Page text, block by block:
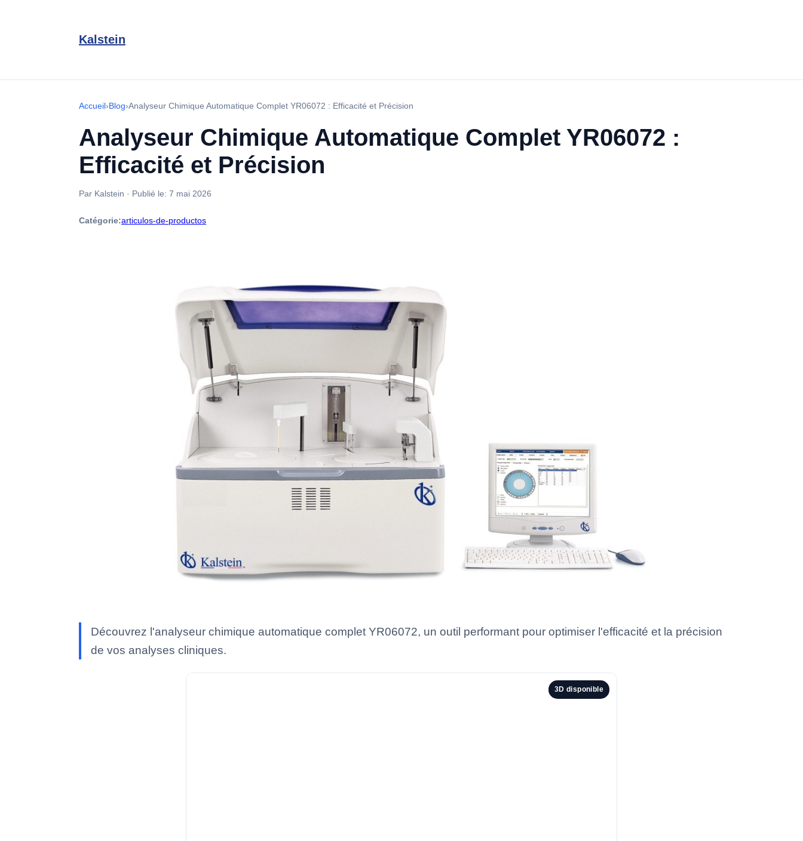
Kalstein
Accueil›Blog›Analyseur Chimique Automatique Complet YR06072 : Efficacité et Précision
Analyseur Chimique Automatique Complet YR06072 :
Efficacité et Précision
Par Kalstein · Publié le: 7 mai 2026
Catégorie:articulos-de-productos
Découvrez l'analyseur chimique automatique complet YR06072, un outil performant pour optimiser l'efficacité et la précision
de vos analyses cliniques.
3D disponible